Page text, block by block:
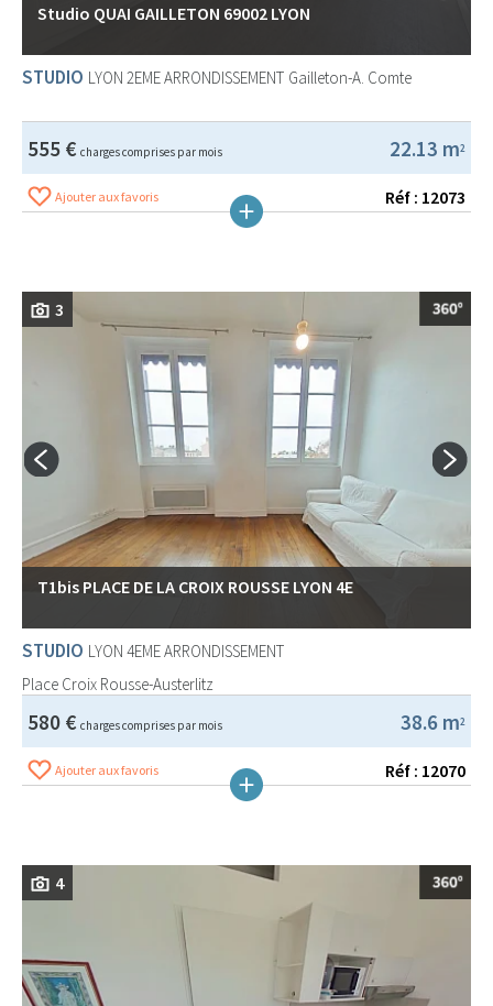
Studio QUAI GAILLETON 69002 LYON
STUDIO LYON 2EME ARRONDISSEMENT Gailleton-A. Comte
22.13 m2
555 € charges comprises par mois
Ajouter aux favoris Réf : 12073
3
T1bis PLACE DE LA CROIX ROUSSE LYON 4E
STUDIO LYON 4EME ARRONDISSEMENT
Place Croix Rousse-Austerlitz
38.6 m2
580 € charges comprises par mois
Ajouter aux favoris Réf : 12070
4